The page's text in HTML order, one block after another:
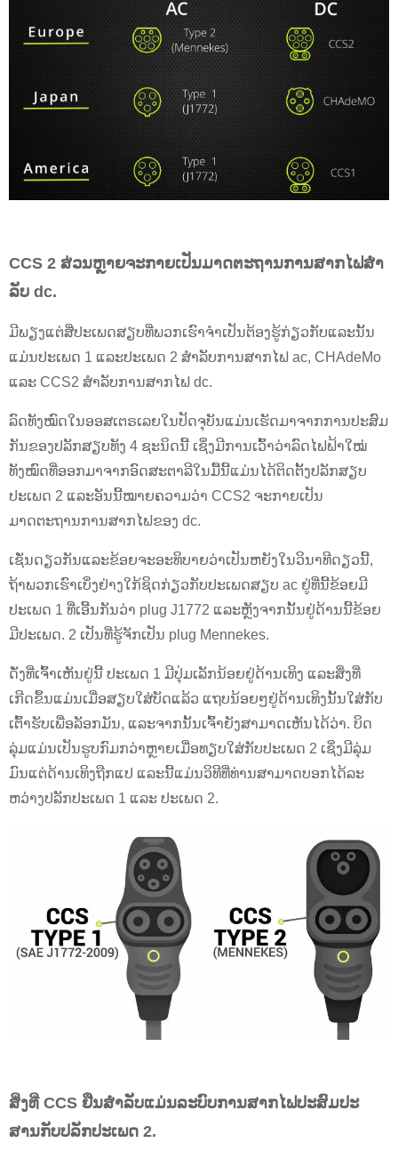
CCS 2 ສ່ວນຫຼາຍຈະກາຍເປັນມາດຕະຖານການສາກໄຟສໍາ
ລັບ dc.
ມີພຽງແຕ່ສີ່ປະເພດສຽບທີ່ພວກເຮົາຈໍາເປັນຕ້ອງຮູ້ກ່ຽວກັບແລະນັ້ນ
ແມ່ນປະເພດ 1 ແລະປະເພດ 2 ສໍາລັບການສາກໄຟ ac, CHAdeMo
ແລະ CCS2 ສໍາລັບການສາກໄຟ dc.
ລົດທັງໝົດໃນອອສເຕຣເລຍໃນປັດຈຸບັນແມ່ນເຮັດມາຈາກການປະສົມ
ກັນຂອງປລັກສຽບທັງ 4 ຊະນິດນີ້ ເຊິ່ງມີການເວົ້າວ່າລົດໄຟຟ້າໃໝ່
ທັງໝົດທີ່ອອກມາຈາກອົດສະຕາລີໃນມື້ນີ້ແມ່ນໄດ້ຕິດຕັ້ງປລັກສຽບ
ປະເພດ 2 ແລະອັນນີ້ໝາຍຄວາມວ່າ CCS2 ຈະກາຍເປັນ
ມາດຕະຖານການສາກໄຟຂອງ dc.
ເຊັ່ນດຽວກັນແລະຂ້ອຍຈະອະທິບາຍວ່າເປັນຫຍັງໃນວິນາທີດຽວນີ້,
ຖ້າພວກເຮົາເບິ່ງຢ່າງໃກ້ຊິດກ່ຽວກັບປະເພດສຽບ ac ຢູ່ທີ່ນີ້ຂ້ອຍມີ
ປະເພດ 1 ທີ່ເອີ້ນກັນວ່າ plug J1772 ແລະຫຼັງຈາກນັ້ນຢູ່ດ້ານນີ້ຂ້ອຍ
ມີປະເພດ. 2 ເປັນທີ່ຮູ້ຈັກເປັນ plug Mennekes.
ດັ່ງທີ່ເຈົ້າເຫັນຢູ່ນີ້ ປະເພດ 1 ມີປຸ່ມເລັກນ້ອຍຢູ່ດ້ານເທິງ ແລະສິ່ງທີ່
ເກີດຂຶ້ນແມ່ນເມື່ອສຽບໃສ່ບັດແລ້ວ ແຖບນ້ອຍໆຢູ່ດ້ານເທິງນັ້ນໃສ່ກັບ
ເຕົ້າຮັບເພື່ອລັອກມັນ, ແລະຈາກນັ້ນເຈົ້າຍັງສາມາດເຫັນໄດ້ວ່າ. ບິດ
ລຸ່ມແມ່ນເປັນຮູບກົມກວ່າຫຼາຍເມື່ອທຽບໃສ່ກັບປະເພດ 2 ເຊິ່ງມີລຸ່ມ
ມົນແຕ່ດ້ານເທິງຖືກແປ ແລະນີ້ແມ່ນວິທີທີ່ທ່ານສາມາດບອກໄດ້ລະ
ຫວ່າງປລັກປະເພດ 1 ແລະ ປະເພດ 2.
ສິ່ງທີ່ CCS ຢືນສໍາລັບແມ່ນລະບົບການສາກໄຟປະສົມປະ
ສານກັບປລັກປະເພດ 2.